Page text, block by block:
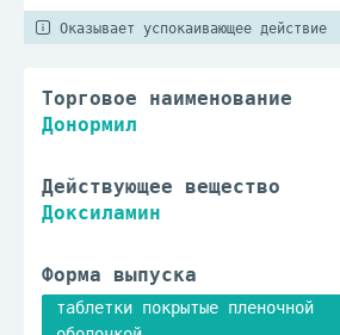
Оказывает успокаивающее действие
Торговое наименование
Донормил
Действующее вещество
Доксиламин
Форма выпуска
таблетки покрытые пленочной